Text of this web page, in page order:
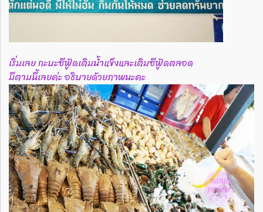
เริ่มเลย กะบะซีฟู้ดเติมน้ำแข็งและเติมซีฟู้ดตลอด
มีตามนี้เลยค่ะ อธิบายด้วยภาพนะคะ